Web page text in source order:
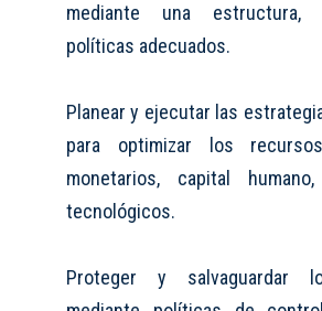
mediante una estructura,
políticas adecuados.
Planear y ejecutar las
para optimizar los
monetarios, capital
tecnológicos.
Proteger y salvaguardar